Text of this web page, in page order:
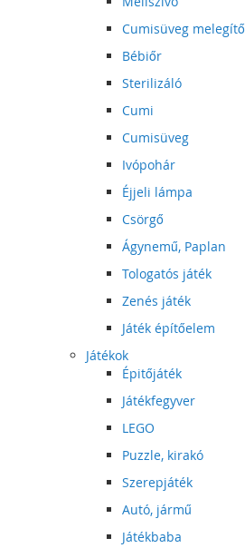
Cumisüveg melegítő
Bébiőr
Sterilizáló
Cumi
Cumisüveg
Ivópohár
Éjjeli lámpa
Csörgő
Ágynemű, Paplan
Tologatós játék
Zenés játék
Játék építőelem
Játékok
Épitőjáték
Játékfegyver
LEGO
Puzzle, kirakó
Szerepjáték
Autó, jármű
Játékbaba